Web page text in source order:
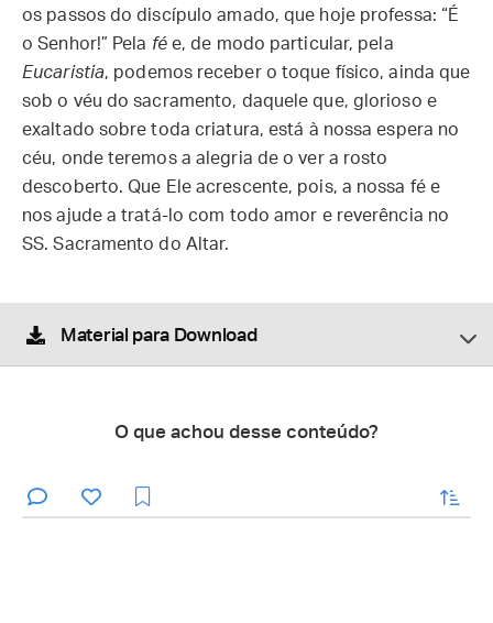
os passos do discípulo amado, que hoje professa: “É
o Senhor!” Pela fée, de modo particular, pela
Eucaristia, podemos receber o toque físico, ainda que
sob o véu do sacramento, daquele que, glorioso e
exaltado sobre toda criatura, está à nossa espera no
céu, onde teremos a alegria de o ver a rosto
descoberto. Que Ele acrescente, pois, a nossa fé e
nos ajude a tratá-lo com todo amor e reverência no
SS. Sacramento do Altar.
Material para Download
O que achou desse conteúdo?
enviar